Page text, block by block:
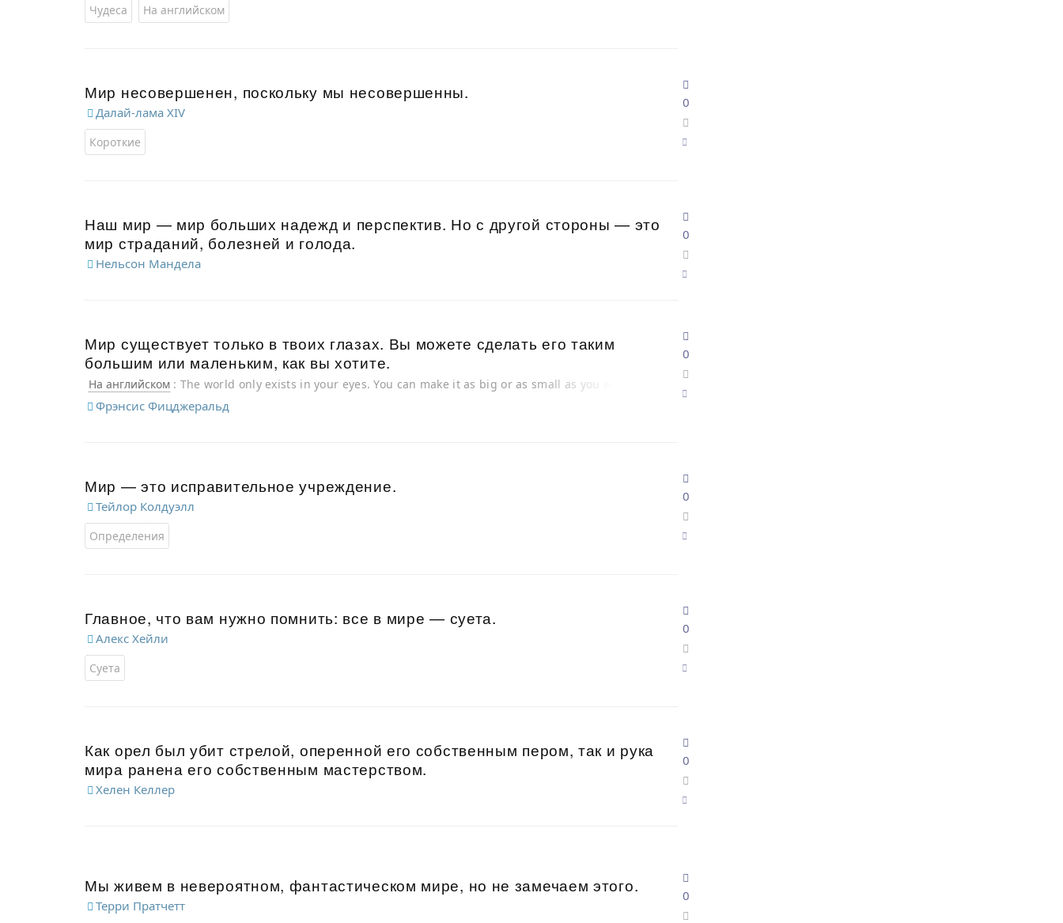
Чудеса На английском
Мир несовершенен, поскольку мы несовершенны.
Далай-лама XIV
Короткие
0
Наш мир — мир больших надежд и перспектив. Но с другой стороны — это
мир страданий, болезней и голода.
Нельсон Мандела
0
Мир существует только в твоих глазах. Вы можете сделать его таким
большим или маленьким, как вы хотите.
На английском : The world only exists in your eyes. You can make it as big or as small as you want
Фрэнсис Фицджеральд
0
Мир — это исправительное учреждение.
Тейлор Колдуэлл
Определения
0
Главное, что вам нужно помнить: все в мире — суета.
Алекс Хейли
Суета
0
Как орел был убит стрелой, оперенной его собственным пером, так и рука
мира ранена его собственным мастерством.
Хелен Келлер
0
Мы живем в невероятном, фантастическом мире, но не замечаем этого.
Терри Пратчетт
0